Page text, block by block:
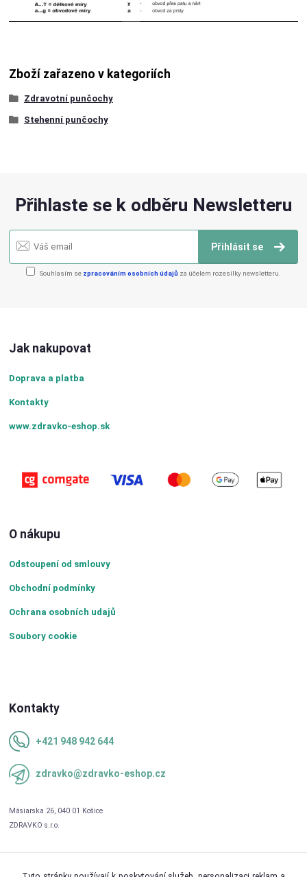
Zboží zařazeno v kategoriích
Zdravotní punčochy
Stehenní punčochy
Přihlaste se k odběru Newsletteru
Přihlásit se
Souhlasím se zpracováním osobních údajů za účelem rozesílky newsletteru.
Jak nakupovat
Doprava a platba
Kontakty
www.zdravko-eshop.sk
O nákupu
Odstoupení od smlouvy
Obchodní podmínky
Ochrana osobních udajů
Soubory cookie
Kontakty
+421 948 942 644
zdravko@zdravko-eshop.cz